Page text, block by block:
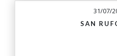
31/07/
SAN